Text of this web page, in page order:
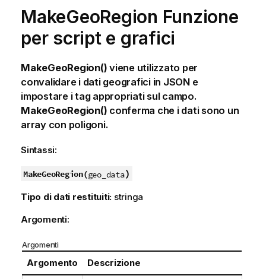
MakeGeoRegion Funzione
per script e grafici
MakeGeoRegion() viene utilizzato per
convalidare i dati geografici in JSON e
impostare i tag appropriati sul campo.
MakeGeoRegion() conferma che i dati sono un
array con poligoni.
Sintassi:
MakeGeoRegion(geo_data)
Tipo di dati restituiti: stringa
Argomenti:
Argomenti
Argomento Descrizione